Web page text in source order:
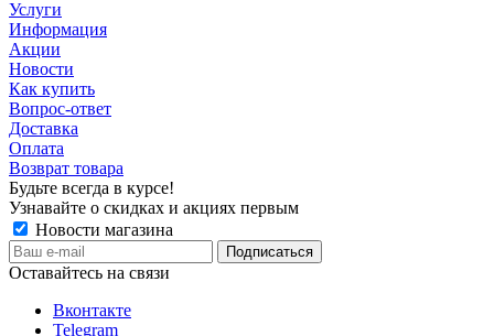
Услуги
Информация
Акции
Новости
Как купить
Вопрос-ответ
Доставка
Оплата
Возврат товара
Будьте всегда в курсе!
Узнавайте о скидках и акциях первым
Новости магазина
Оставайтесь на связи
Вконтакте
Telegram